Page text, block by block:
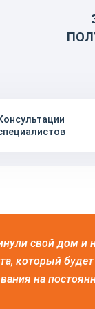
свой дом и
который
на